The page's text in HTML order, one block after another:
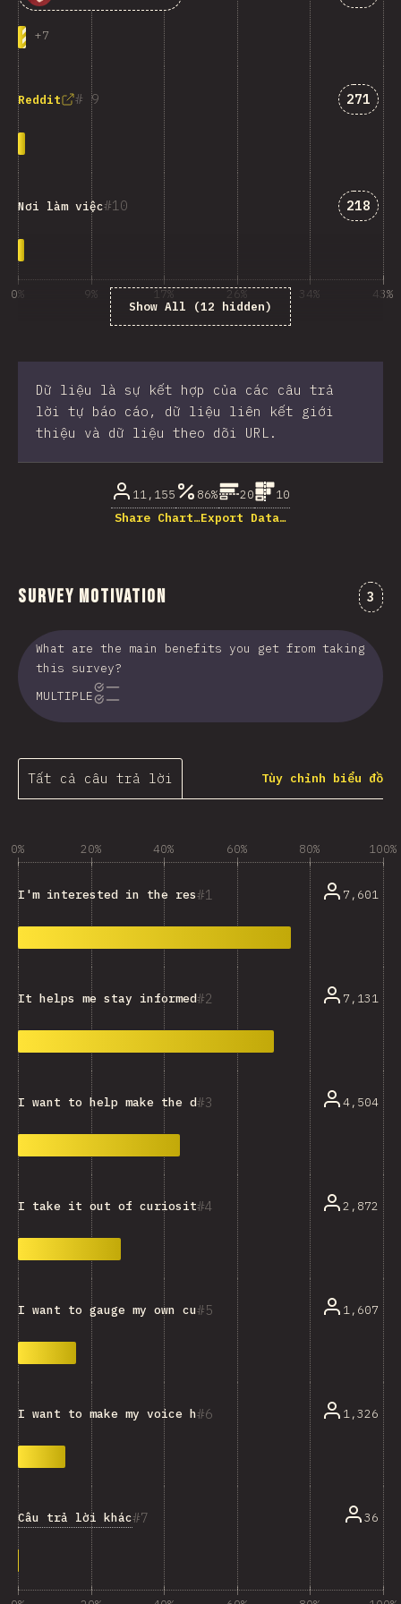
+7
9
Reddit 271
10
Nơi làm việc 218
Show All (12 hidden)
0% 9% 17% 26% 34% 43%
Dữ liệu là sự kết hợp của các câu trả
lời tự báo cáo, dữ liệu liên kết giới
thiệu và dữ liệu theo dõi URL.
11,155 86% 20
10
Share Chart…Export Data…
Survey Motivation 3
What are the main benefits you get from taking
this survey?
MULTIPLE
Tất cả câu trả lời Tùy chỉnh biểu đồ
0% 20% 40% 60% 80% 100%
1
I'm interested in the resulting data and trends.7,601
2
It helps me stay informed and keep up with the7,131
3
I want to help make the dataset more representative.
4,504
4
I take it out of curiosity, or just for fun. 2,872
5
I want to gauge my own current knowledge. 1,607
6
I want to make my voice heard and influence the1,326
7
Câu trả lời khác 36